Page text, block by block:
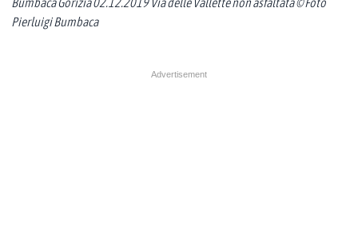
Pierluigi Bumbaca